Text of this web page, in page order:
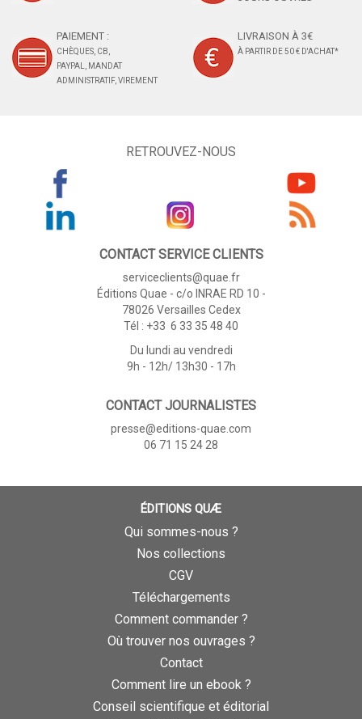
PAIEMENT :
CHÈQUES, CB,
PAYPAL, MANDAT
ADMINISTRATIF, VIREMENT
LIVRAISON À 3€
À PARTIR DE 50 € D'ACHAT*
RETROUVEZ-NOUS
CONTACT SERVICE CLIENTS
serviceclients@quae.fr
Éditions Quae - c/o INRAE RD 10 -
78026 Versailles Cedex
Tél : +33 6 33 35 48 40
Du lundi au vendredi
9h - 12h/ 13h30 - 17h
CONTACT JOURNALISTES
presse@editions-quae.com
06 71 15 24 28
ÉDITIONS QUÆ
Qui sommes-nous ?
Nos collections
CGV
Téléchargements
Comment commander ?
Où trouver nos ouvrages ?
Contact
Comment lire un ebook ?
Conseil scientifique et éditorial